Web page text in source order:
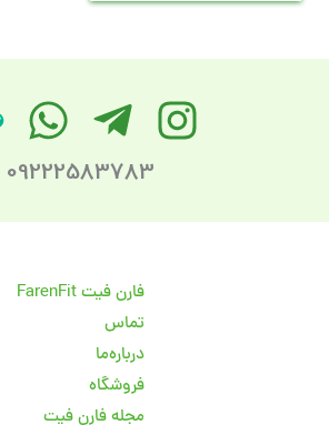
09222583783
فارن فیت FarenFit
تماس
درباره‌ما
فروشگاه
مجله فارن فیت